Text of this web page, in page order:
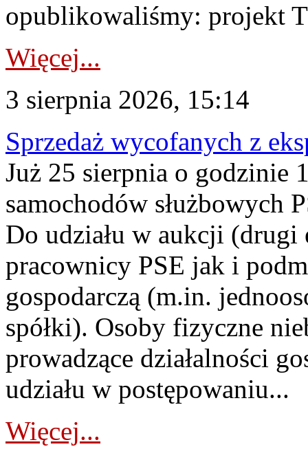
opublikowaliśmy: projekt
Więcej...
3 sierpnia 2026, 15:14
Sprzedaż wycofanych z
Już 25 sierpnia o godzinie
samochodów służbowych
Do udziału w aukcji (drugi
pracownicy PSE jak i
gospodarczą (m.in.
spółki). Osoby fizyczne
prowadzące działalności
udziału w postępowaniu...
Więcej...